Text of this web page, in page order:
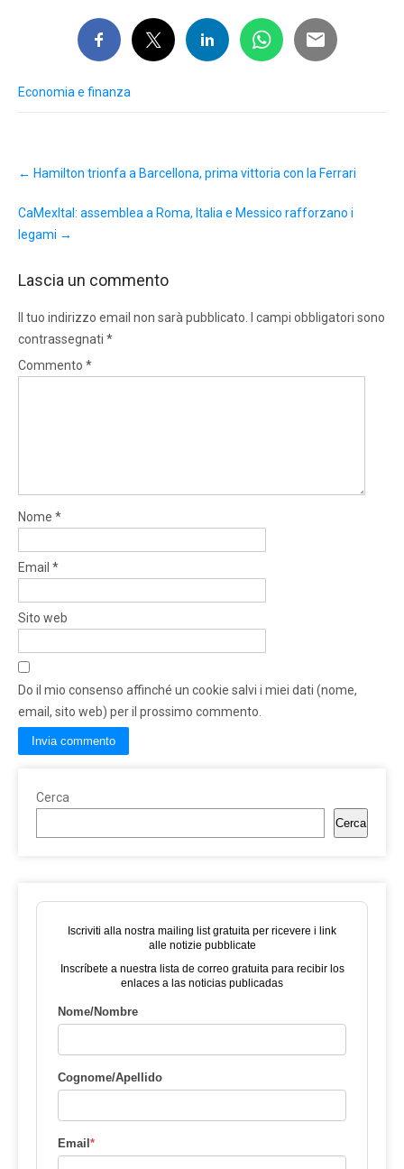
Economia e finanza
navigation
← Hamilton trionfa a Barcellona, prima vittoria con la Ferrari
CaMexItal: assemblea a Roma, Italia e Messico rafforzano i
legami →
Lascia un commento
Il tuo indirizzo email non sarà pubblicato.
I campi obbligatori sono
contrassegnati *
Commento *
Nome *
Email *
Sito web
Do il mio consenso affinché un cookie salvi i miei dati (nome,
email, sito web) per il prossimo commento.
Cerca
Cerca
Iscriviti alla nostra mailing list gratuita per ricevere i link
alle notizie pubblicate
Inscríbete a nuestra lista de correo gratuita para recibir los
enlaces a las noticias publicadas
Nome/Nombre
Cognome/Apellido
Email*